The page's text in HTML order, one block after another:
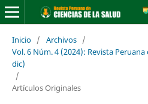
Inicio / Archivos /
Vol. 6 Núm. 4 (2024): Revista
dic)
/
Artículos Originales